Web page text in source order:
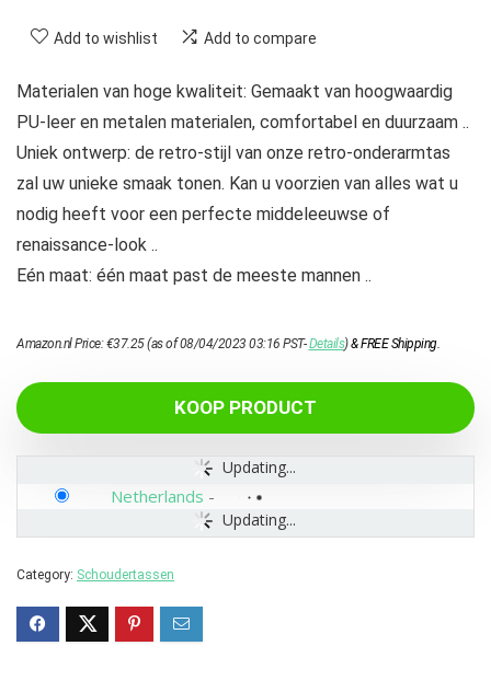
Add to wishlist Add to compare
Materialen van hoge kwaliteit: Gemaakt van hoogwaardig
PU-leer en metalen materialen, comfortabel en duurzaam ..
Uniek ontwerp: de retro-stijl van onze retro-onderarmtas
zal uw unieke smaak tonen. Kan u voorzien van alles wat u
nodig heeft voor een perfecte middeleeuwse of
renaissance-look ..
Eén maat: één maat past de meeste mannen ..
Amazon.nl Price:€37.25(as of 08/04/2023 03:16 PST-Details)&FREE Shipping.
KOOP PRODUCT
Updating...
Updating...
Netherlands -
Category: Schoudertassen